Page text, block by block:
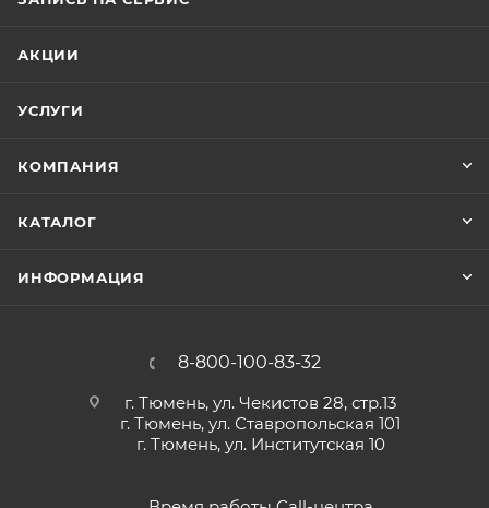
АКЦИИ
УСЛУГИ
КОМПАНИЯ
КАТАЛОГ
ИНФОРМАЦИЯ
8-800-100-83-32
г. Тюмень, ул. Чекистов 28, стр.13
г. Тюмень, ул. Ставропольская 101
г. Тюмень, ул. Институтская 10